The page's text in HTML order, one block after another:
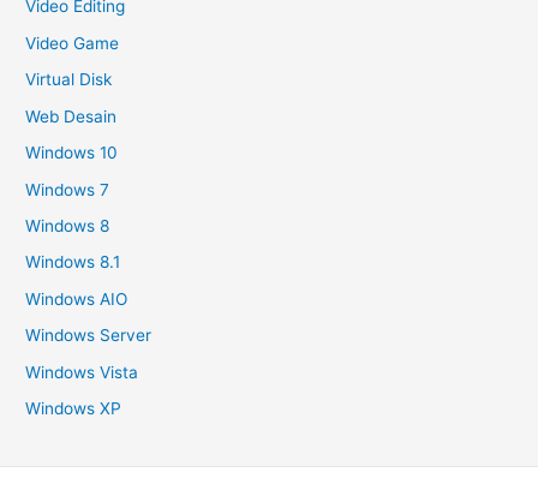
Video Editing
Video Game
Virtual Disk
Web Desain
Windows 10
Windows 7
Windows 8
Windows 8.1
Windows AIO
Windows Server
Windows Vista
Windows XP